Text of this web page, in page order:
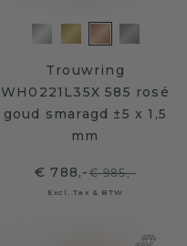
Trouwring
WH0221L35X 585 rosé
goud smaragd ±5 x 1,5
mm
€ 788,-€ 985,-
Excl. Tax & BTW